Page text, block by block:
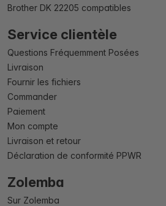
Brother DK 22205 compatibles
Service clientèle
Questions Fréquemment Posées
Livraison
Fournir les fichiers
Commander
Paiement
Mon compte
Livraison et retour
Déclaration de conformité PPWR
Zolemba
Sur Zolemba